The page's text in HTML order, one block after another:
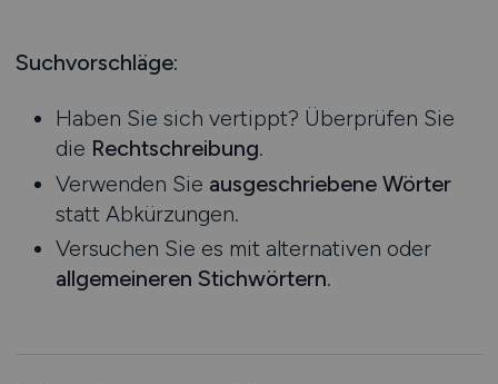
Schienen- / Straßen- / Luft- / Seefracht
Supply Chain Management
Vertrieb / Verkauf / Handel
Zoll / Behörden
Sonstige
Mecklenburg-Vorpommern
Nordrhein-Westfalen
Rheinland-Pfalz
Saarland
Sachsen
Sachsen-Anhalt
Schleswig-Holstein
Suchvorschläge:
Haben Sie sich vertippt? Überprüfen Sie
die Rechtschreibung.
Verwenden Sie ausgeschriebene Wörter
statt Abkürzungen.
Versuchen Sie es mit alternativen oder
allgemeineren Stichwörtern.